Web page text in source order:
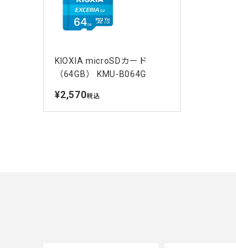
KIOXIA microSDカード
（64GB） KMU-B064G
定
¥2,570税込